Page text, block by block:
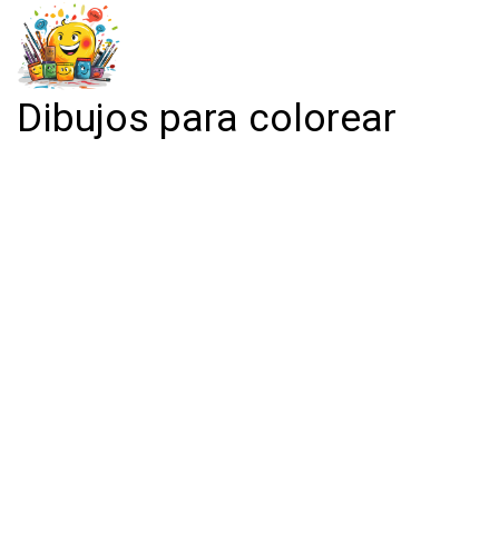
Dibujos para colorear